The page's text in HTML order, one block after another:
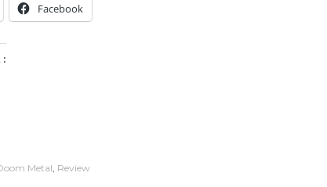
Facebook
:
Metal Review